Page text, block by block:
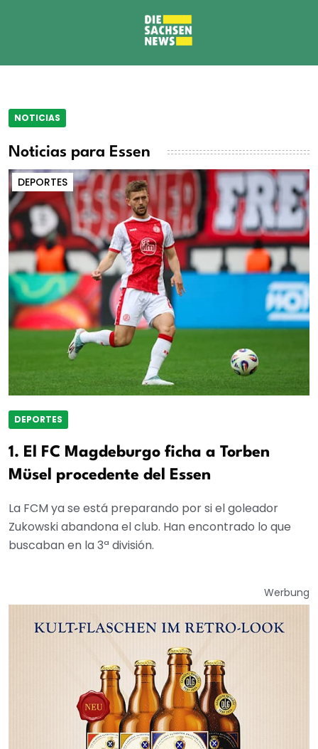
NOTICIAS
Noticias para Essen
DEPORTES
DEPORTES
1. El FC Magdeburgo ficha a Torben
Müsel procedente del Essen
La FCM ya se está preparando por si el goleador
Zukowski abandona el club. Han encontrado lo que
buscaban en la 3ª división.
Werbung